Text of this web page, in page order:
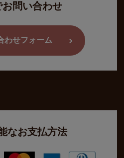
お問い合わせ
わせフォーム
なお支払方法